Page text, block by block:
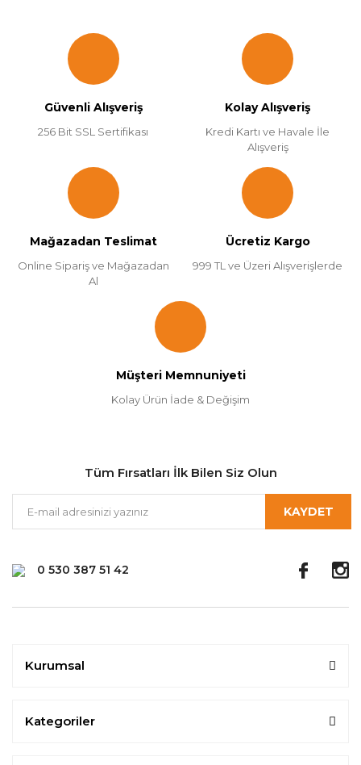
Güvenli Alışveriş
256 Bit SSL Sertifikası
Kolay Alışveriş
Kredi Kartı ve Havale İle
Alışveriş
Mağazadan Teslimat
Online Sipariş ve Mağazadan
Al
Ücretiz Kargo
999 TL ve Üzeri Alışverişlerde
Müşteri Memnuniyeti
Kolay Ürün İade & Değişim
0 530 387 51 42
Tüm Fırsatları İlk Bilen Siz Olun
KAYDET
Kurumsal
Kategoriler